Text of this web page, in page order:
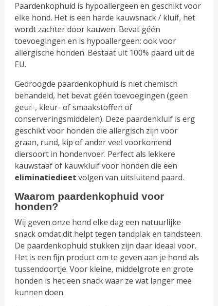
Paardenkophuid is hypoallergeen en geschikt voor
elke hond. Het is een harde kauwsnack / kluif, het
wordt zachter door kauwen. Bevat géén
toevoegingen en is hypoallergeen: ook voor
allergische honden. Bestaat uit 100% paard uit de
EU.
Gedroogde paardenkophuid is niet chemisch
behandeld, het bevat géén toevoegingen (geen
geur-, kleur- of smaakstoffen of
conserveringsmiddelen). Deze paardenkluif is erg
geschikt voor honden die allergisch zijn voor
graan, rund, kip of ander veel voorkomend
diersoort in hondenvoer. Perfect als lekkere
kauwstaaf of kauwkluif voor honden die een
eliminatiedieet volgen van uitsluitend paard.
Waarom paardenkophuid voor
honden?
Wij geven onze hond elke dag een natuurlijke
snack omdat dit helpt tegen tandplak en tandsteen.
De paardenkophuid stukken zijn daar ideaal voor.
Het is een fijn product om te geven aan je hond als
tussendoortje. Voor kleine, middelgrote en grote
honden is het een snack waar ze wat langer mee
kunnen doen.